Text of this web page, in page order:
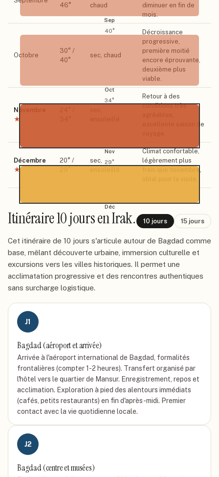
Sep
40°
Oct
34°
Nov
29°
Déc
46° chaud
diminuer en fin de
mois.
Octobre
30° /
40°
sec, chaud
Décroissance
progressive,
première moitié
encore éprouvante,
deuxième plus
viable.
Novembre
★
Retour à des
conditions très
excellente saison de
Décembre
★
20° /
sec,
Climat confortable,
légèrement plus
frais que novembre,
Itinéraire10 joursen Irak. 10 jours 15 jours
Cet itinéraire de 10 jours s'articule autour de Bagdad comme
base, mêlant découverte urbaine, immersion culturelle et
excursions vers les villes historiques. Il permet une
acclimatation progressive et des rencontres authentiques
sans surcharge logistique.
J1
Bagdad (aéroport et arrivée)
Arrivée à l'aéroport international de Bagdad, formalités
frontalières (compter 1-2 heures). Transfert organisé par
l'hôtel vers le quartier de Mansur. Enregistrement, repos et
acclimation. Exploration à pied des alentours immédiats
(cafés, petits restaurants) en fin d'après-midi. Premier
contact avec la vie quotidienne locale.
J2
Bagdad (centre et musées)